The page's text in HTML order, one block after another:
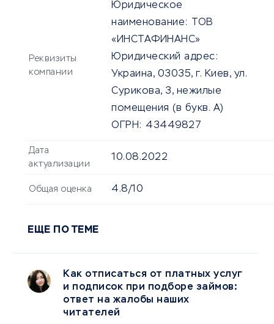
Реквизиты
компании
Юридическое
наименование:
ТОВ
«ИНСТАФИНАНС»
Юридический адрес:
Украина, 03035, г. Киев, ул.
Сурикова, 3, нежилые
помещения (в букв. А)
ОГРН: 43449827
Дата
актуализации
10.08.2022
Общая оценка 4.8/10
ЕЩЕ ПО ТЕМЕ
Как отписаться от платных услуг
и подписок при подборе займов:
ответ на жалобы наших
читателей